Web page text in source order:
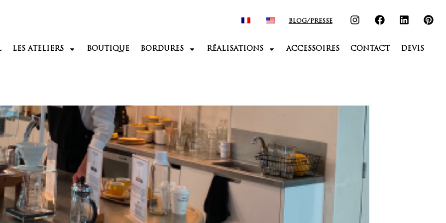
BLOG/PRESSE
LES ATELIERS BOUTIQUE BORDURES RÉALISATIONS ACCESSOIRES CONTACT DEVIS